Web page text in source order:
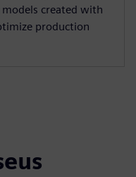
created with
production